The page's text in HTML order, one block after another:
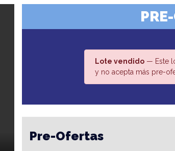
Lote vendido— Este
y no acepta más pre-
Pre-Ofertas